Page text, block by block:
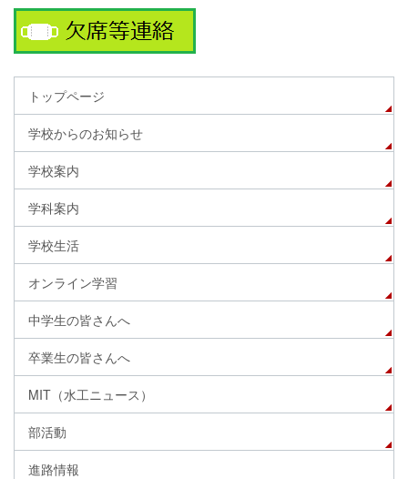
トップページ
学校からのお知らせ
学校案内
学科案内
学校生活
オンライン学習
中学生の皆さんへ
卒業生の皆さんへ
MIT（水工ニュース）
部活動
進路情報